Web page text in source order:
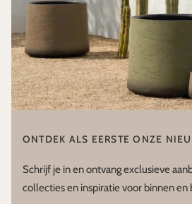
ONTDEK ALS EERSTE ONZE
Schrijf je in en ontvang exclusieve
collecties en inspiratie voor binnen en